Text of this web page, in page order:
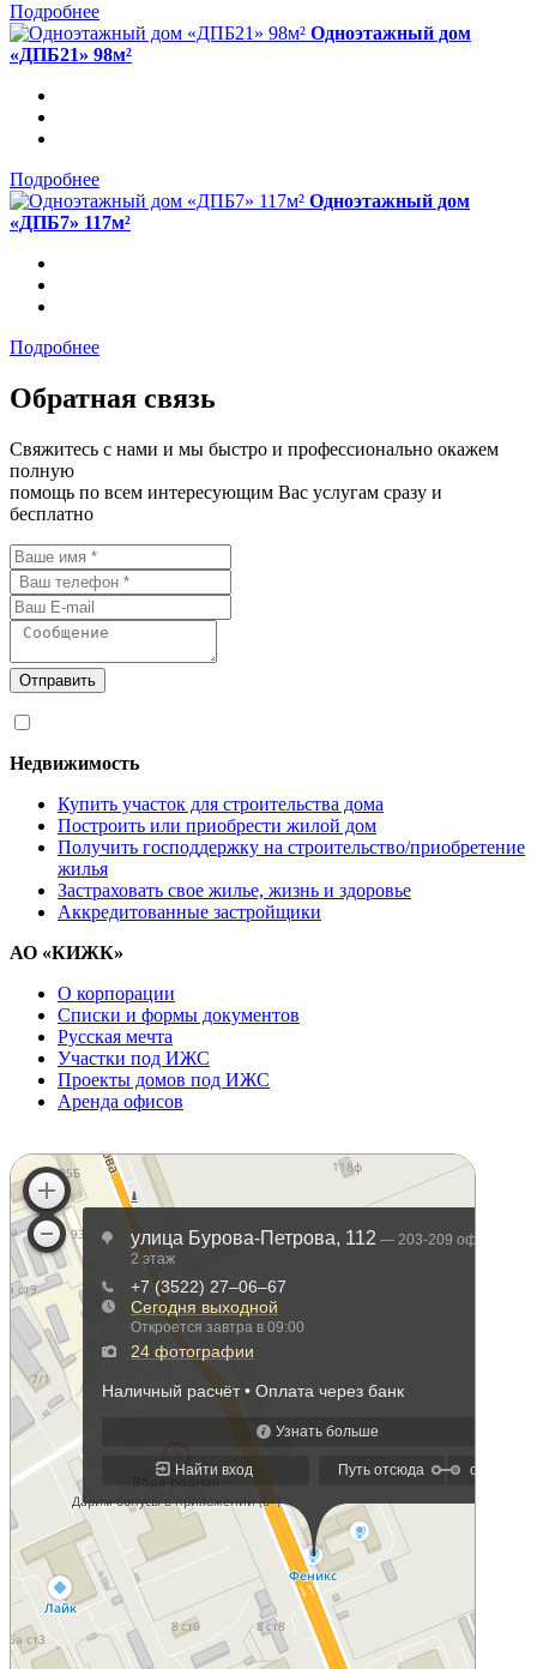
Подробнее
Одноэтажный дом
«ДПБ21» 98м²
Подробнее
Одноэтажный дом
«ДПБ7» 117м²
Подробнее
Обратная связь
Свяжитесь с нами и мы быстро и профессионально окажем
полную
помощь по всем интересующим Вас услугам сразу и
бесплатно
Отправить
Недвижимость
Купить участок для строительства дома
Построить или приобрести жилой дом
Получить господдержку на строительство/приобретение
жилья
Застраховать свое жилье, жизнь и здоровье
Аккредитованные застройщики
АО «КИЖК»
О корпорации
Списки и формы документов
Русская мечта
Участки под ИЖС
Проекты домов под ИЖС
Аренда офисов